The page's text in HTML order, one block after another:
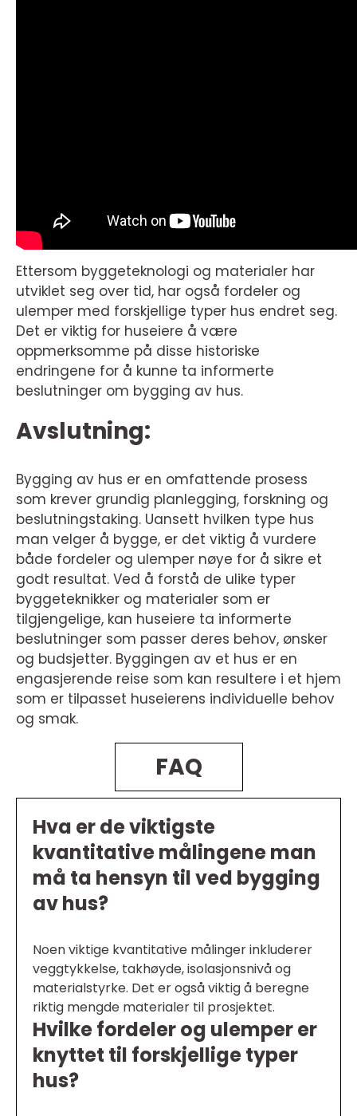
Ettersom byggeteknologi og materialer har
utviklet seg over tid, har også fordeler og
ulemper med forskjellige typer hus endret seg.
Det er viktig for huseiere å være
oppmerksomme på disse historiske
endringene for å kunne ta informerte
beslutninger om bygging av hus.
Avslutning:
Bygging av hus er en omfattende prosess
som krever grundig planlegging, forskning og
beslutningstaking. Uansett hvilken type hus
man velger å bygge, er det viktig å vurdere
både fordeler og ulemper nøye for å sikre et
godt resultat. Ved å forstå de ulike typer
byggeteknikker og materialer som er
tilgjengelige, kan huseiere ta informerte
beslutninger som passer deres behov, ønsker
og budsjetter. Byggingen av et hus er en
engasjerende reise som kan resultere i et hjem
som er tilpasset huseierens individuelle behov
og smak.
FAQ
Hva er de viktigste
kvantitative målingene man
må ta hensyn til ved bygging
av hus?
Noen viktige kvantitative målinger inkluderer
veggtykkelse, takhøyde, isolasjonsnivå og
materialstyrke. Det er også viktig å beregne
riktig mengde materialer til prosjektet.
Hvilke fordeler og ulemper er
knyttet til forskjellige typer
hus?